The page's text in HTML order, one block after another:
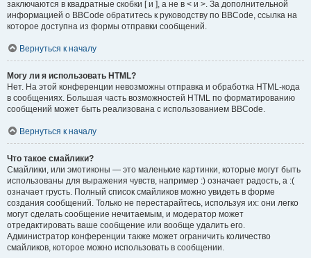
заключаются в квадратные скобки [ и ], а не в < и >. За дополнительной
информацией о BBCode обратитесь к руководству по BBCode, ссылка на
которое доступна из формы отправки сообщений.
Вернуться к началу
Могу ли я использовать HTML?
Нет. На этой конференции невозможны отправка и обработка HTML-кода
в сообщениях. Большая часть возможностей HTML по форматированию
сообщений может быть реализована с использованием BBCode.
Вернуться к началу
Что такое смайлики?
Смайлики, или эмотиконы — это маленькие картинки, которые могут быть
использованы для выражения чувств, например :) означает радость, а :(
означает грусть. Полный список смайликов можно увидеть в форме
создания сообщений. Только не перестарайтесь, используя их: они легко
могут сделать сообщение нечитаемым, и модератор может
отредактировать ваше сообщение или вообще удалить его.
Администратор конференции также может ограничить количество
смайликов, которое можно использовать в сообщении.